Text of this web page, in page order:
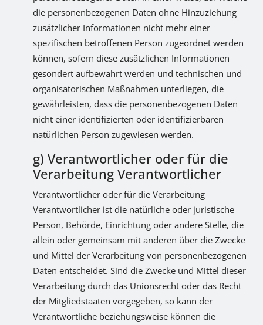
die personenbezogenen Daten ohne Hinzuziehung
zusätzlicher Informationen nicht mehr einer
spezifischen betroffenen Person zugeordnet werden
können, sofern diese zusätzlichen Informationen
gesondert aufbewahrt werden und technischen und
organisatorischen Maßnahmen unterliegen, die
gewährleisten, dass die personenbezogenen Daten
nicht einer identifizierten oder identifizierbaren
natürlichen Person zugewiesen werden.
g) Verantwortlicher oder für die
Verarbeitung Verantwortlicher
Verantwortlicher oder für die Verarbeitung
Verantwortlicher ist die natürliche oder juristische
Person, Behörde, Einrichtung oder andere Stelle, die
allein oder gemeinsam mit anderen über die Zwecke
und Mittel der Verarbeitung von personenbezogenen
Daten entscheidet. Sind die Zwecke und Mittel dieser
Verarbeitung durch das Unionsrecht oder das Recht
der Mitgliedstaaten vorgegeben, so kann der
Verantwortliche beziehungsweise können die